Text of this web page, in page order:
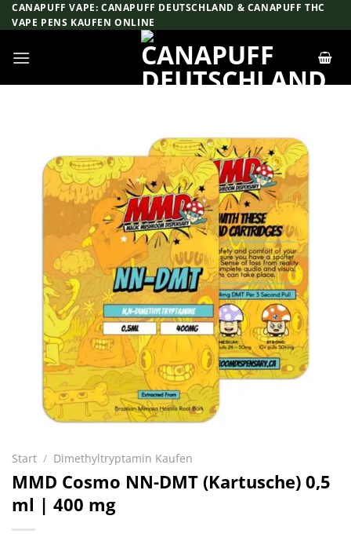
Zum
Inhalt
CANAPUFF VAPE: CANAPUFF DEUTSCHLAND & CANAPUFF THC
VAPE PENS KAUFEN ONLINE
Start / Dimethyltryptamin Kaufen
MMD Cosmo NN-DMT (Kartusche) 0,5
ml | 400 mg